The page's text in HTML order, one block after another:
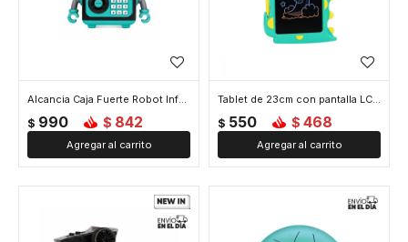
Alcancia Caja Fuerte Robot Infantil - Verde
$ 990 $ 842
Tablet de 23cm con pantalla LCD para dibujar Dinosaurio - Verde
$ 550 $ 468